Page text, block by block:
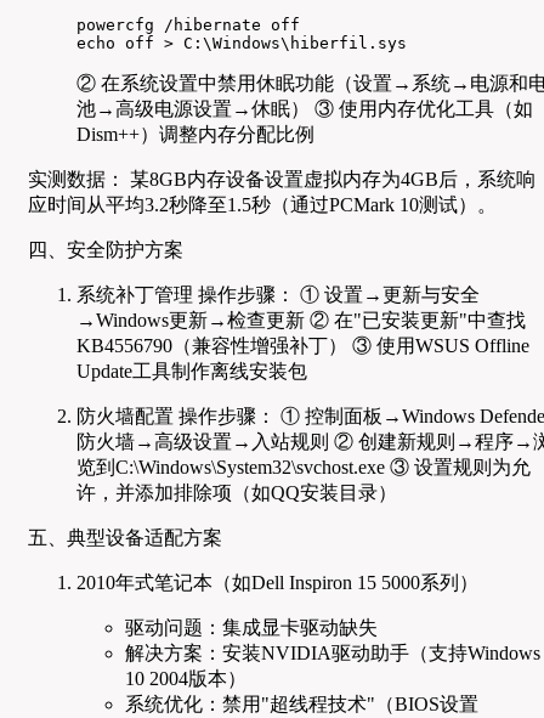
powercfg /hibernate off
echo off > C:\Windows\hiberfil.sys
② 在系统设置中禁用休眠功能（设置→系统→电源和
池→高级电源设置→休眠） ③ 使用内存优化工具（如
Dism++）调整内存分配比例
实测数据： 某8GB内存设备设置虚拟内存为4GB后，系统响
应时间从平均3.2秒降至1.5秒（通过PCMark 10测试）。
四、安全防护方案
系统补丁管理 操作步骤： ① 设置→更新与安全
→Windows更新→检查更新 ② 在"已安装更新"中查找
KB4556790（兼容性增强补丁） ③ 使用WSUS Offline
Update工具制作离线安装包
防火墙配置 操作步骤： ① 控制面板→Windows
防火墙→高级设置→入站规则 ② 创建新规则→程序→
览到C:\Windows\System32\svchost.exe ③ 设置规则为允
许，并添加排除项（如QQ安装目录）
五、典型设备适配方案
2010年式笔记本（如Dell Inspiron 15 5000系列）
驱动问题：集成显卡驱动缺失
解决方案：安装NVIDIA驱动助手（支持Windows
10 2004版本）
系统优化：禁用"超线程技术"（BIOS设置